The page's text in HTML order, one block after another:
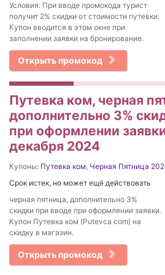
Условия: При вводе промокода турист
получит 2% скидки от стоимости путевки.
Купон вводится в этом окне при
заполнении заявки на бронирование.
Открыть промокод
Путевка ком, черная
дополнительно 3%
при оформлении
декабря 2024
Купоны: Путевка ком, Черная Пятница
Срок истек, но может ещё действовать
черная пятница, дополнительно 3%
скидки при вводе при оформлении заявки.
Купон Путевка ком (Putevca com) на
скидку в магазин.
Открыть промокод